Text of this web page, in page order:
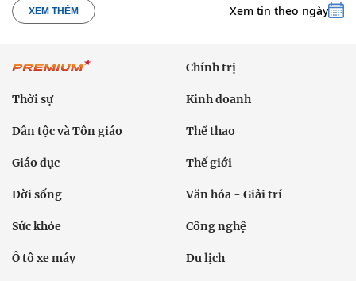
XEM THÊM Xem tin theo ngày
Chính trị
Thời sự Kinh doanh
Dân tộc và Tôn giáo Thể thao
Giáo dục Thế giới
Đời sống Văn hóa - Giải trí
Sức khỏe Công nghệ
Ô tô xe máy Du lịch